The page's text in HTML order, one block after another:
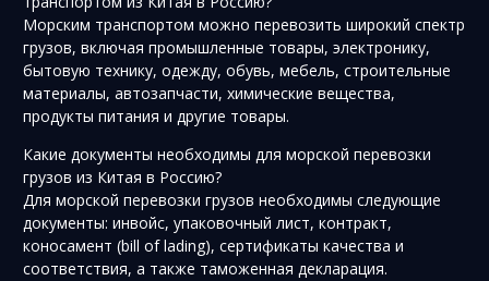
Морским транспортом можно перевозить широкий спектр
грузов, включая промышленные товары, электронику,
бытовую технику, одежду, обувь, мебель, строительные
материалы, автозапчасти, химические вещества,
продукты питания и другие товары.
Какие документы необходимы для морской перевозки
грузов из Китая в Россию?
Для морской перевозки грузов необходимы следующие
документы: инвойс, упаковочный лист, контракт,
коносамент (bill of lading), сертификаты качества и
соответствия, а также таможенная декларация.